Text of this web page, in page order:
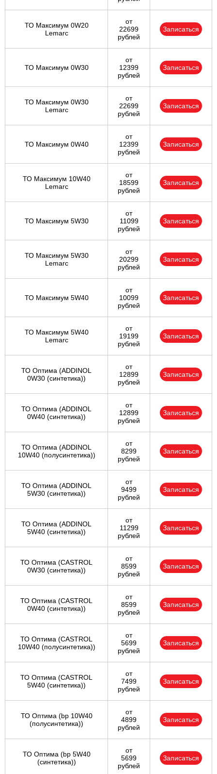
ТО Максимум 0W20
Lemarc
от
22699
рублей
Записаться
ТО Максимум 0W30
от
12399
рублей
Записаться
ТО Максимум 0W30
Lemarc
от
22699
рублей
Записаться
ТО Максимум 0W40
от
12399
рублей
Записаться
ТО Максимум 10W40
Lemarc
от
18599
рублей
Записаться
ТО Максимум 5W30
от
11099
рублей
Записаться
ТО Максимум 5W30
Lemarc
от
20299
рублей
Записаться
ТО Максимум 5W40
от
10099
рублей
Записаться
ТО Максимум 5W40
Lemarc
от
19199
рублей
Записаться
ТО Оптима (ADDINOL
0W30 (синтетика))
от
12899
рублей
Записаться
ТО Оптима (ADDINOL
0W40 (синтетика))
от
12899
рублей
Записаться
ТО Оптима (ADDINOL
10W40 (полусинтетика))
от
8299
рублей
Записаться
ТО Оптима (ADDINOL
5W30 (синтетика))
от
9499
рублей
Записаться
ТО Оптима (ADDINOL
5W40 (синтетика))
от
11299
рублей
Записаться
ТО Оптима (CASTROL
0W30 (синтетика))
от
8599
рублей
Записаться
ТО Оптима (CASTROL
0W40 (синтетика))
от
8599
рублей
Записаться
ТО Оптима (CASTROL
10W40 (полусинтетика))
от
5699
рублей
Записаться
ТО Оптима (CASTROL
5W40 (синтетика))
от
7499
рублей
Записаться
ТО Оптима (bp 10W40
(полусинтетика))
от
4899
рублей
Записаться
ТО Оптима (bp 5W40
(синтетика))
от
5699
рублей
Записаться